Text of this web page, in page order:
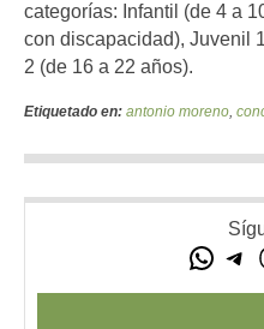
categorías: Infantil (de 4 a
con discapacidad), Juvenil
2 (de 16 a 22 años).
Etiquetado en: antonio moreno,